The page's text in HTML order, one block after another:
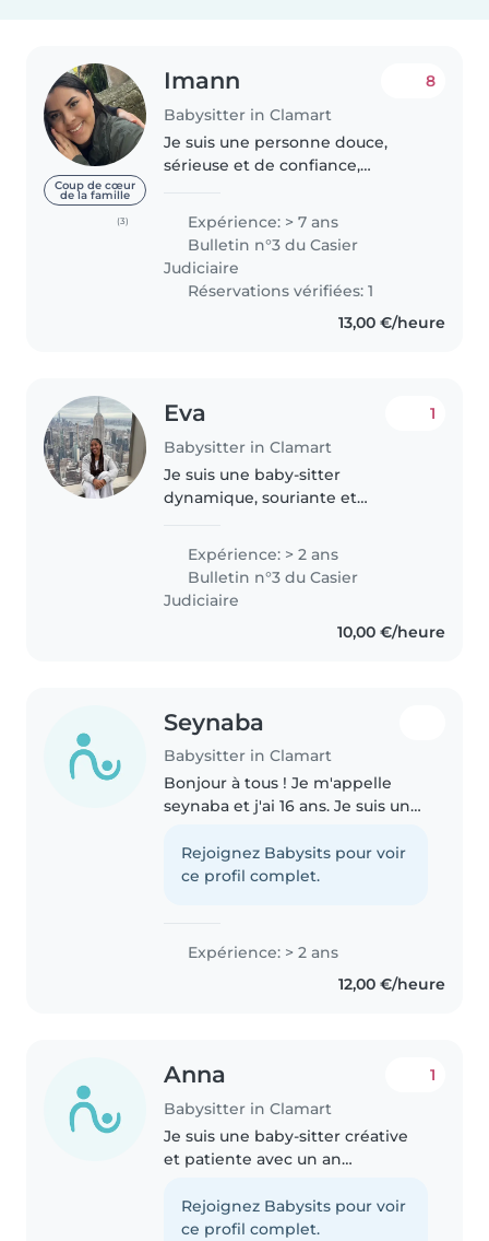
Coup de cœur
de la famille
(3)
Imann
Babysitter in Clamart
8
Je suis une personne douce,
sérieuse et de confiance,
l'épanouissement des enfants.
J'ai eu l'occasion de garder des
enfants de différents âges et
j'aime..
Expérience: > 7 ans
Bulletin n°3 du Casier
Judiciaire
Réservations vérifiées: 1
13,00 €/heure
Eva
Babysitter in Clamart
1
Je suis une baby-sitter
dynamique, souriante et
de tous âges. Passionnée par les
activités créatives et musicales,
je propose aussi..
Expérience: > 2 ans
Bulletin n°3 du Casier
Judiciaire
10,00 €/heure
Seynaba
Babysitter in Clamart
Bonjour à tous ! Je m'appelle
seynaba et j'ai 16 ans. Je suis une
et motivée, mais surtout très
responsable. Grâce à ma grande
Rejoignez Babysits pour voir
ce profil complet.
Expérience: > 2 ans
12,00 €/heure
Anna
Babysitter in Clamart
1
Je suis une baby-sitter créative
et patiente avec un an
d'âge préscolaire et scolaire. Je
propose des activités comme le
Rejoignez Babysits pour voir
ce profil complet.